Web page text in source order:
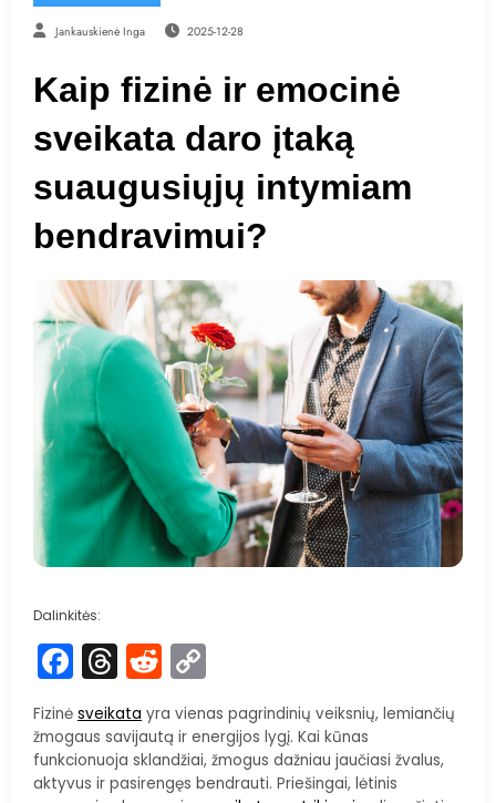
Jankauskienė Inga 2025-12-28
Kaip fizinė ir emocinė
sveikata daro įtaką
suaugusiųjų intymiam
bendravimui?
Dalinkitės:
Facebook
Threads
Reddit
Link
Fizinė sveikata yra vienas pagrindinių veiksnių, lemiančių
žmogaus savijautą ir energijos lygį. Kai kūnas
funkcionuoja sklandžiai, žmogus dažniau jaučiasi žvalus,
aktyvus ir pasirengęs bendrauti. Priešingai, lėtinis